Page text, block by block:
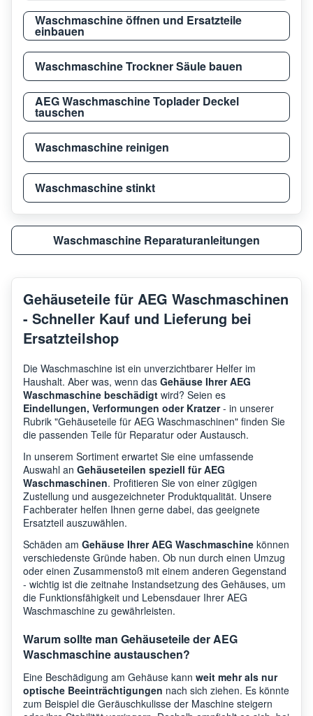
AEG L7WEC166R
AEG LB4650WT
AEG L8WEC162
AEG L7WEG161R
AEG L7WDP862G
AEG L8WEC166R
AEG L8WBC61SR
AEG L9WEE961P
AEG LWX7E8622S
AEG L8WEC166C
AEG LWX6G1612B
Waschmaschine öffnen und Ersatzteile
einbauen
Waschmaschine Trockner Säule bauen
AEG Waschmaschine Toplader Deckel
tauschen
Waschmaschine reinigen
Waschmaschine stinkt
Waschmaschine Reparaturanleitungen
Gehäuseteile für AEG Waschmaschinen
- Schneller Kauf und Lieferung bei
Ersatzteilshop
Die Waschmaschine ist ein unverzichtbarer Helfer im
Haushalt. Aber was, wenn das Gehäuse Ihrer AEG
Waschmaschine beschädigt wird? Seien es
Eindellungen, Verformungen oder Kratzer- in unserer
Rubrik "Gehäuseteile für AEG Waschmaschinen" finden Sie
die passenden Teile für Reparatur oder Austausch.
In unserem Sortiment erwartet Sie eine umfassende
Auswahl an Gehäuseteilen speziell für AEG
Waschmaschinen. Profitieren Sie von einer zügigen
Zustellung und ausgezeichneter Produktqualität. Unsere
Fachberater helfen Ihnen gerne dabei, das geeignete
Ersatzteil auszuwählen.
Schäden am Gehäuse Ihrer AEG Waschmaschine können
verschiedenste Gründe haben. Ob nun durch einen Umzug
oder einen Zusammenstoß mit einem anderen Gegenstand
- wichtig ist die zeitnahe Instandsetzung des Gehäuses, um
die Funktionsfähigkeit und Lebensdauer Ihrer AEG
Waschmaschine zu gewährleisten.
Warum sollte man Gehäuseteile der AEG
Waschmaschine austauschen?
Eine Beschädigung am Gehäuse kann weit mehr als nur
optische Beeinträchtigungen nach sich ziehen. Es könnte
zum Beispiel die Geräuschkulisse der Maschine steigern